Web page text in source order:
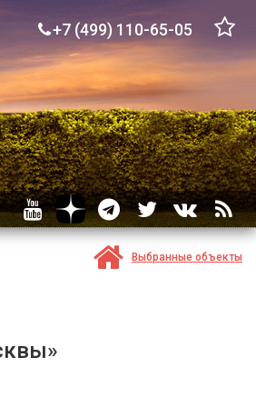
+7 (499) 110-65-05
Выбранные объекты